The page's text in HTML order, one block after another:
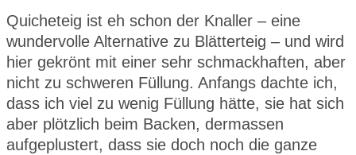
Quicheteig ist eh schon der Knaller – eine
wundervolle Alternative zu Blätterteig – und wird
hier gekrönt mit einer sehr schmackhaften, aber
nicht zu schweren Füllung. Anfangs dachte ich,
dass ich viel zu wenig Füllung hätte, sie hat sich
aber plötzlich beim Backen, dermassen
aufgeplustert, dass sie doch noch die ganze